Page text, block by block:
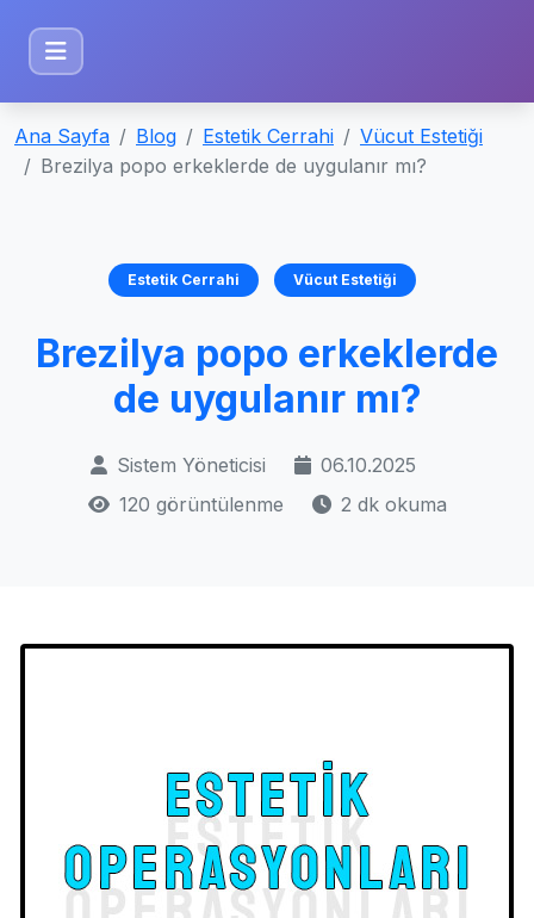
Ana Sayfa Blog Estetik Cerrahi
Vücut Estetiği
Brezilya popo erkeklerde de uygulanır mı?
Estetik Cerrahi Vücut Estetiği
Brezilya popo erkeklerde
de uygulanır mı?
Sistem Yöneticisi
06.10.2025
120 görüntülenme
2 dk okuma